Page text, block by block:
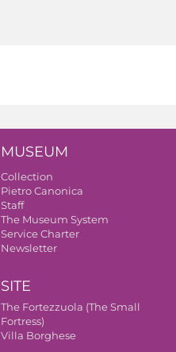
MUSEUM
Collection
Pietro Canonica
Staff
The Museum System
Service Charter
Newsletter
SITE
The Fortezzuola (The Small
Fortress)
Villa Borghese